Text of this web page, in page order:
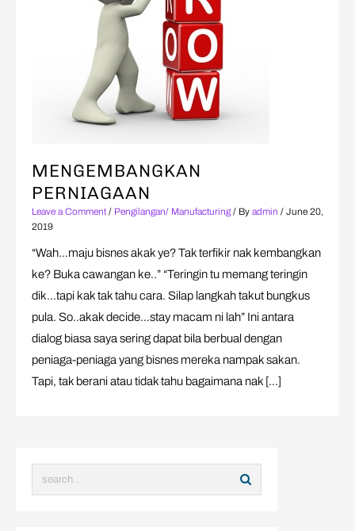
MENGEMBANGKAN
PERNIAGAAN
Leave a Comment / Pengilangan/ Manufacturing/ By admin / June 20,
2019
“Wah…maju bisnes akak ye? Tak terfikir nak kembangkan
ke? Buka cawangan ke..” “Teringin tu memang teringin
dik…tapi kak tak tahu cara. Silap langkah takut bungkus
pula. So..akak decide…stay macam ni lah” Ini antara
dialog biasa saya sering dapat bila berbual dengan
peniaga-peniaga yang bisnes mereka nampak sakan.
Tapi, tak berani atau tidak tahu bagaimana nak […]